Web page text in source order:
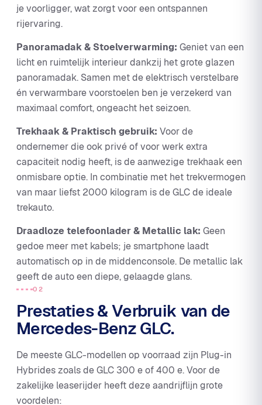
je voorligger, wat zorgt voor een ontspannen
rijervaring.
Panoramadak & Stoelverwarming: Geniet van een
licht en ruimtelijk interieur dankzij het grote glazen
panoramadak. Samen met de elektrisch verstelbare
én verwarmbare voorstoelen ben je verzekerd van
maximaal comfort, ongeacht het seizoen.
Trekhaak & Praktisch gebruik: Voor de
ondernemer die ook privé of voor werk extra
capaciteit nodig heeft, is de aanwezige trekhaak een
onmisbare optie. In combinatie met het trekvermogen
van maar liefst 2000 kilogram is de GLC de ideale
trekauto.
Draadloze telefoonlader & Metallic lak: Geen
gedoe meer met kabels; je smartphone laadt
automatisch op in de middenconsole. De metallic lak
geeft de auto een diepe, gelaagde glans.
02
Prestaties & Verbruik van de
Mercedes-Benz GLC.
De meeste GLC-modellen op voorraad zijn Plug-in
Hybrides zoals de GLC 300 e of 400 e. Voor de
zakelijke leaserijder heeft deze aandrijflijn grote
voordelen: